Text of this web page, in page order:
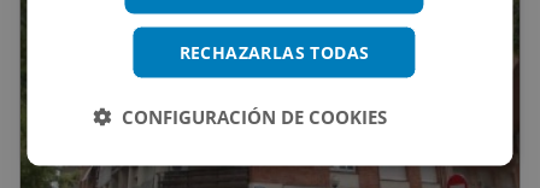
RECHAZARLAS TODAS
CONFIGURACIÓN DE COOKIES